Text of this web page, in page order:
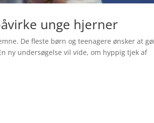
unge hjerner
De fleste børn og teenagere ønsker at
ny undersøgelse vil vide, om hyppig tjek af